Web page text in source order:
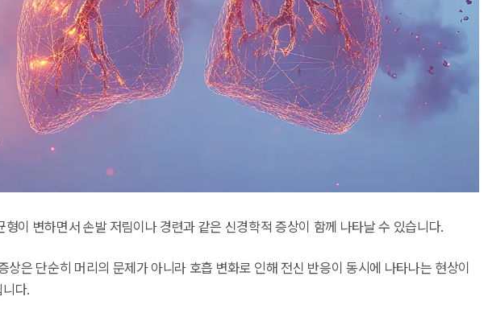
형이 변하면서 손발 저림이나 경련과 같은 신경학적 증상이 함께 나타날 수 있습니다.
상은 단순히 머리의 문제가 아니라 호흡 변화로 인해 전신 반응이 동시에 나타나는 현상이
다.